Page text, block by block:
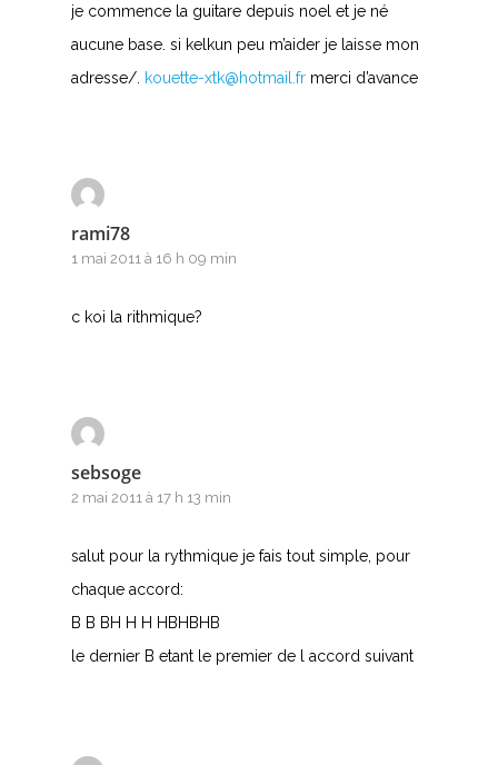
je commence la guitare depuis noel et je né
aucune base. si kelkun peu m’aider je laisse mon
adresse/. kouette-xtk@hotmail.fr merci d’avance
rami78
1 mai 2011 à 16 h 09 min
c koi la rithmique?
sebsoge
2 mai 2011 à 17 h 13 min
salut pour la rythmique je fais tout simple, pour
chaque accord:
B B BH H H HBHBHB
le dernier B etant le premier de l accord suivant